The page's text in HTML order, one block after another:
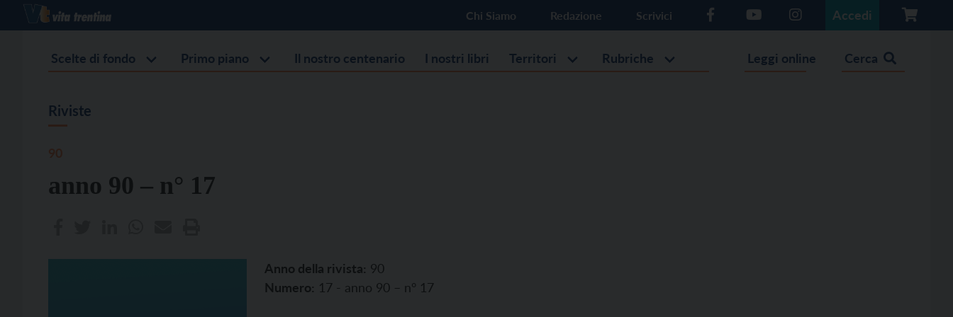
Chi Siamo Redazione Scrivici Accedi
Scelte di fondo Primo piano Il nostro centenario I nostri libri Territori Rubriche Leggi online Cerca
Riviste
anno 90 – n° 17
Anno della rivista: 90
Numero: 17 - anno 90 – n° 17